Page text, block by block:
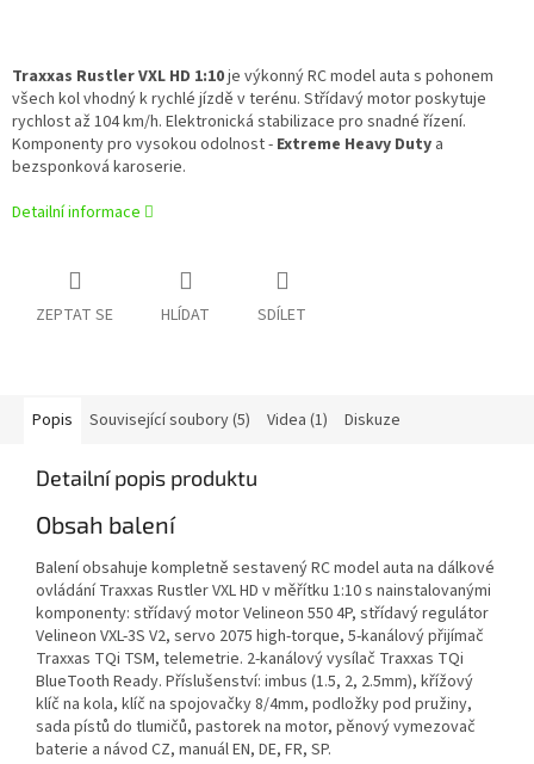
Traxxas Rustler VXL HD 1:10je výkonný RC model auta s pohonem
všech kol vhodný k rychlé jízdě v terénu. Střídavý motor poskytuje
rychlost až 104 km/h. Elektronická stabilizace pro snadné řízení.
Komponenty pro vysokou odolnost - Extreme Heavy Duty a
bezsponková karoserie.
Detailní informace
ZEPTAT SE HLÍDAT SDÍLET
Popis Související soubory (5) Videa (1) Diskuze
Detailní popis produktu
Obsah balení
Balení obsahuje kompletně sestavený RC model auta na dálkové
ovládání Traxxas Rustler VXL HD v měřítku 1:10 s nainstalovanými
komponenty: střídavý motor Velineon 550 4P, střídavý regulátor
Velineon VXL-3S V2, servo 2075 high-torque, 5-kanálový přijímač
Traxxas TQi TSM, telemetrie. 2-kanálový vysílač Traxxas TQi
BlueTooth Ready. Příslušenství: imbus (1.5, 2, 2.5mm), křížový
klíč na kola, klíč na spojovačky 8/4mm, podložky pod pružiny,
sada pístů do tlumičů, pastorek na motor, pěnový vymezovač
baterie a návod CZ, manuál EN, DE, FR, SP.